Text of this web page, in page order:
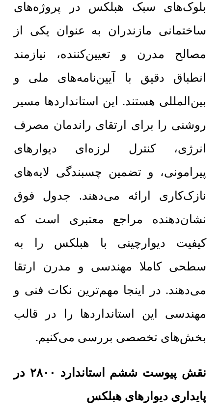
بلوک‌های سبک هبلکس در پروژه‌های
ساختمانی مازندران به عنوان یکی از
مصالح مدرن و تعیین‌کننده، نیازمند
انطباق دقیق با آیین‌نامه‌های ملی و
بین‌المللی هستند. این استانداردها مسیر
روشنی را برای ارتقای راندمان مصرف
انرژی، کنترل لرزه‌ای دیوارهای
پیرامونی، و تضمین چسبندگی لایه‌های
نازک‌کاری ارائه می‌دهند. جدول فوق
نشان‌دهنده مراجع معتبری است که
کیفیت دیوارچینی با هبلکس را به
سطحی کاملا مهندسی و مدرن ارتقا
می‌دهند. در اینجا مهم‌ترین نکات فنی و
مهندسی این استانداردها را در قالب
بخش‌های تخصصی بررسی می‌کنیم.
نقش پیوست ششم استاندارد ۲۸۰۰ در
پایداری دیوارهای هبلکس